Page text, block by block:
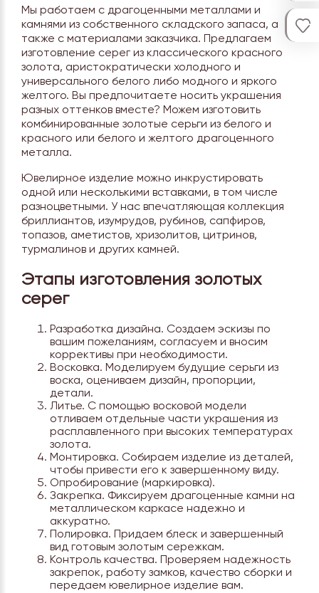
Мы работаем с драгоценными металлами и
камнями из собственного складского запаса, а
также с материалами заказчика. Предлагаем
изготовление серег из классического красного
золота, аристократически холодного и
универсального белого либо модного и яркого
желтого. Вы предпочитаете носить украшения
разных оттенков вместе? Можем изготовить
комбинированные золотые серьги из белого и
красного или белого и желтого драгоценного
металла.
Ювелирное изделие можно инкрустировать
одной или несколькими вставками, в том числе
разноцветными. У нас впечатляющая коллекция
бриллиантов, изумрудов, рубинов, сапфиров,
топазов, аметистов, хризолитов, цитринов,
турмалинов и других камней.
Этапы изготовления золотых
серег
Разработка дизайна. Создаем эскизы по
вашим пожеланиям, согласуем и вносим
коррективы при необходимости.
Восковка. Моделируем будущие серьги из
воска, оцениваем дизайн, пропорции,
детали.
Литье. С помощью восковой модели
отливаем отдельные части украшения из
расплавленного при высоких температурах
золота.
Монтировка. Собираем изделие из деталей,
чтобы привести его к завершенному виду.
Опробирование (маркировка).
Закрепка. Фиксируем драгоценные камни на
металлическом каркасе надежно и
аккуратно.
Полировка. Придаем блеск и завершенный
вид готовым золотым сережкам.
Контроль качества. Проверяем надежность
закрепок, работу замков, качество сборки и
передаем ювелирное изделие вам.